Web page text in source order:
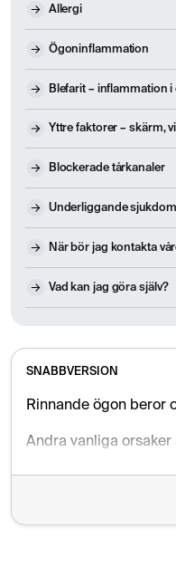
Allergi
Ögoninflammation
Blefarit – inflammation
Yttre faktorer – skärm,
Blockerade tårkanaler
Underliggande sjukdom
När bör jag kontakta
Vad kan jag göra själv?
SNABBVERSION
Rinnande ögon beror
Andra vanliga